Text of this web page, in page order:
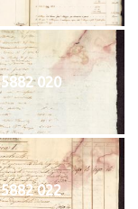
5882 020
5882 022